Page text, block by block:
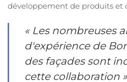
développement de produits et
« Les nombreuses
d'expérience de
des façades sont
cette collaboration